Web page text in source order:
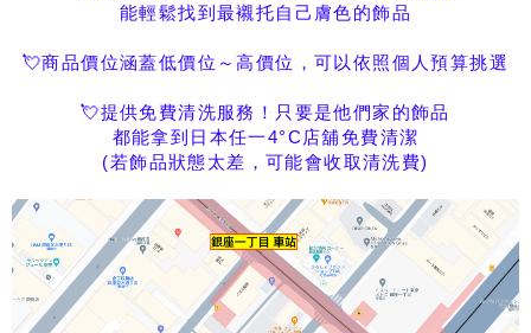
能輕鬆找到最襯托自己膚色的飾品
💘商品價位涵蓋低價位～高價位，可以依照個人預算挑選
💘提供免費清洗服務！只要是他們家的飾品
都能拿到日本任一4°C店舖免費清潔
(若飾品狀態太差，可能會收取清洗費)